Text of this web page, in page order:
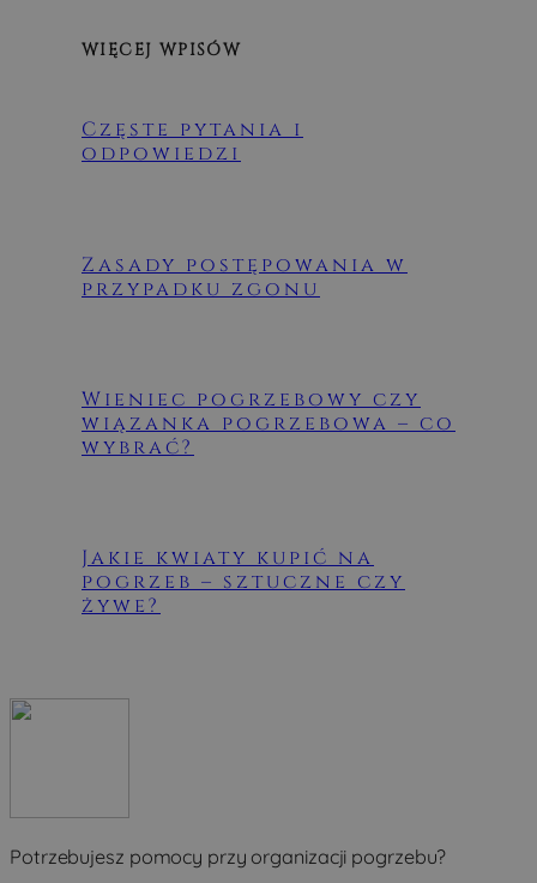
WIĘCEJ WPISÓW
Częste pytania i
odpowiedzi
Zasady postępowania w
przypadku zgonu
Wieniec pogrzebowy czy
wiązanka pogrzebowa – co
wybrać?
Jakie kwiaty kupić na
pogrzeb – sztuczne czy
żywe?
Potrzebujesz pomocy przy organizacji pogrzebu?